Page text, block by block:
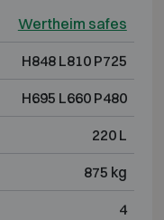
Wertheim safes
H848 L810 P725
H695 L660 P480
220 L
875 kg
4